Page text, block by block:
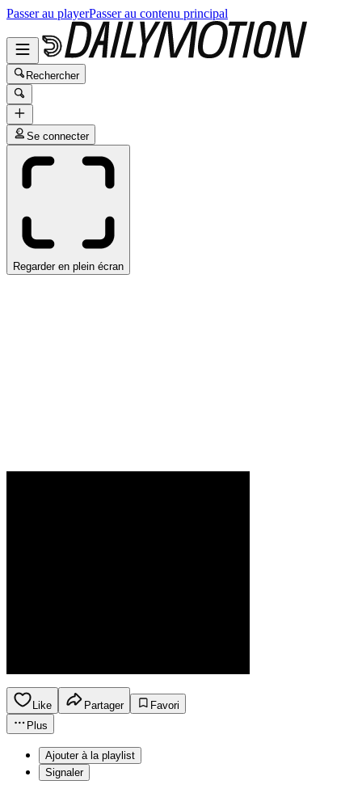
Passer au playerPasser au contenu principal
Rechercher
Se connecter
Regarder en plein écran
Like Partager
Favori
Plus
Ajouter à la playlist
Signaler